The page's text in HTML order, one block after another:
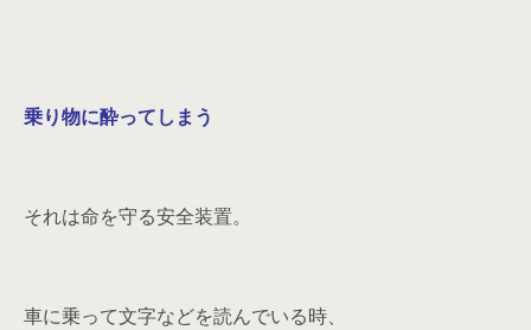
乗り物に酔ってしまう
それは命を守る安全装置。
車に乗って文字などを読んでいる時、